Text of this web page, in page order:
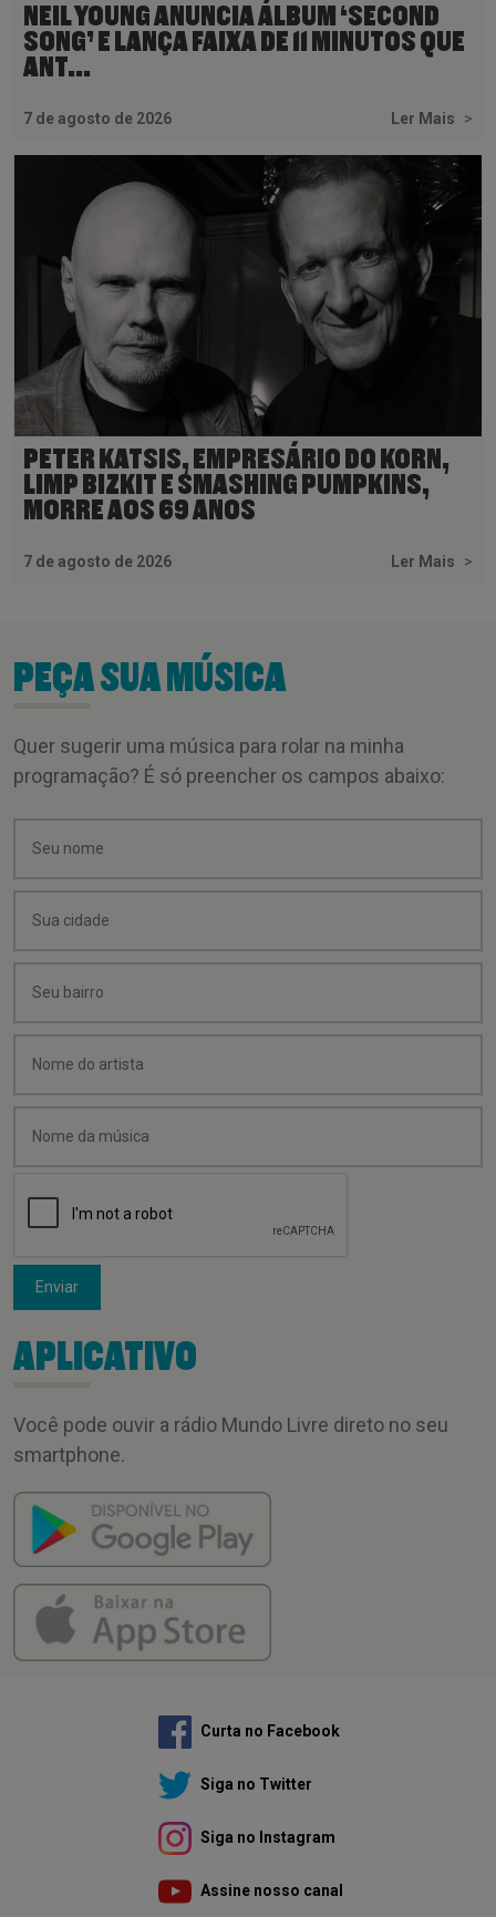
NEIL YOUNG ANUNCIA ÁLBUM ‘SECOND
SONG’ E LANÇA FAIXA DE 11 MINUTOS QUE
ANT...
7 de agosto de 2026 Ler Mais >
PETER KATSIS, EMPRESÁRIO DO KORN,
LIMP BIZKIT E SMASHING PUMPKINS,
MORRE AOS 69 ANOS
7 de agosto de 2026 Ler Mais >
PEÇA SUA MÚSICA
Quer sugerir uma música para rolar na minha
programação? É só preencher os campos abaixo:
Enviar
APLICATIVO
Você pode ouvir a rádio Mundo Livre direto no seu
smartphone.
Curta no Facebook
Siga no Twitter
Siga no Instagram
Assine nosso canal